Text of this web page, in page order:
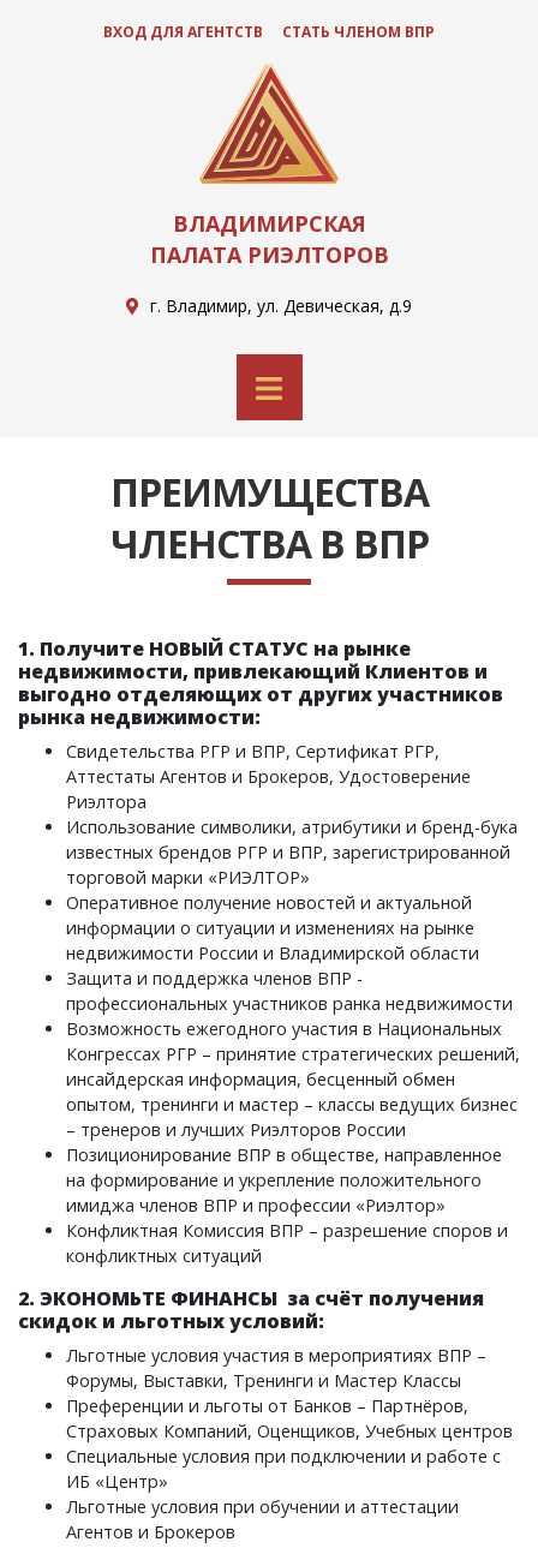
ВХОД ДЛЯ АГЕНТСТВ СТАТЬ ЧЛЕНОМ ВПР
ВЛАДИМИРСКАЯ
ПАЛАТА РИЭЛТОРОВ
г. Владимир, ул. Девическая, д.9
ПРЕИМУЩЕСТВА
ЧЛЕНСТВА В ВПР
1. Получите НОВЫЙ СТАТУС на рынке
недвижимости, привлекающий Клиентов и
выгодно отделяющих от других участников
рынка недвижимости:
Свидетельства РГР и ВПР, Сертификат РГР,
Аттестаты Агентов и Брокеров, Удостоверение
Риэлтора
Использование символики, атрибутики и бренд-бука
известных брендов РГР и ВПР, зарегистрированной
торговой марки «РИЭЛТОР»
Оперативное получение новостей и актуальной
информации о ситуации и изменениях на рынке
недвижимости России и Владимирской области
Защита и поддержка членов ВПР -
профессиональных участников ранка недвижимости
Возможность ежегодного участия в Национальных
Конгрессах РГР – принятие стратегических решений,
инсайдерская информация, бесценный обмен
опытом, тренинги и мастер – классы ведущих бизнес
– тренеров и лучших Риэлторов России
Позиционирование ВПР в обществе, направленное
на формирование и укрепление положительного
имиджа членов ВПР и профессии «Риэлтор»
Конфликтная Комиссия ВПР – разрешение споров и
конфликтных ситуаций
2. ЭКОНОМЬТЕ ФИНАНСЫ за счёт получения
скидок и льготных условий:
Льготные условия участия в мероприятиях ВПР –
Форумы, Выставки, Тренинги и Мастер Классы
Преференции и льготы от Банков – Партнёров,
Страховых Компаний, Оценщиков, Учебных центров
Специальные условия при подключении и работе с
ИБ «Центр»
Льготные условия при обучении и аттестации
Агентов и Брокеров